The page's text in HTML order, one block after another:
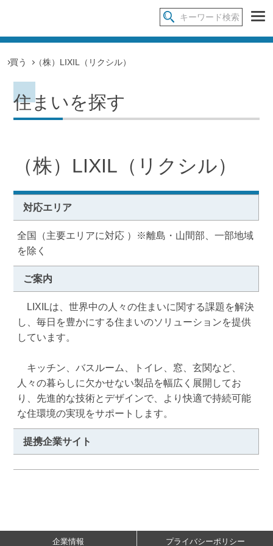
買う （株）LIXIL（リクシル）
住まいを探す
（株）LIXIL（リクシル）
対応エリア
全国（主要エリアに対応 ）※離島・山間部、一部地域
を除く
ご案内
LIXILは、世界中の人々の住まいに関する課題を解決
し、毎日を豊かにする住まいのソリューションを提供
しています。
キッチン、バスルーム、トイレ、窓、玄関など、
人々の暮らしに欠かせない製品を幅広く展開してお
り、先進的な技術とデザインで、より快適で持続可能
な住環境の実現をサポートします。
提携企業サイト
企業情報 プライバシーポリシー